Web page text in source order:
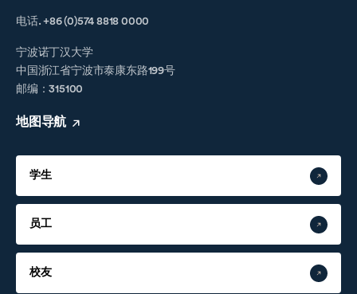
电话. +86 (0)574 8818 0000
宁波诺丁汉大学
中国浙江省宁波市泰康东路199号
邮编：315100
地图导航
学生
员工
校友